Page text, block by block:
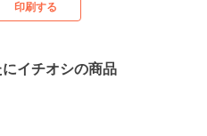
印刷する
にイチオシの商品